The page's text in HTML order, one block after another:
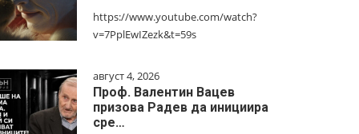
https://www.youtube.com/watch?
v=7PplEwIZezk&t=59s
август 4, 2026
Проф. Валентин Вацев
призова Радев да инициира
сре…